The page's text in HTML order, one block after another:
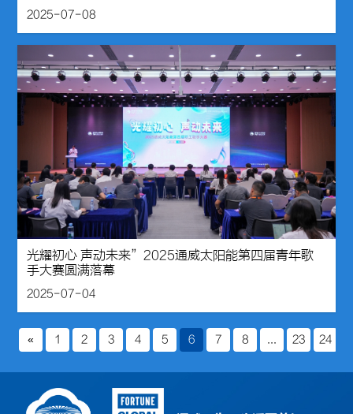
2025-07-08
光耀初心 声动未来”2025通威太阳能第四届青年歌
手大赛圆满落幕
2025-07-04
« 1 2 3 4 5 6 7 8 ... 23 24